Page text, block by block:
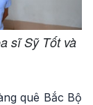
sĩ Sỹ Tốt và
quê Bắc Bộ